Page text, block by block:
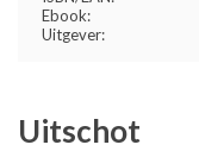
Ebook:
Uitgever:
Uitschot